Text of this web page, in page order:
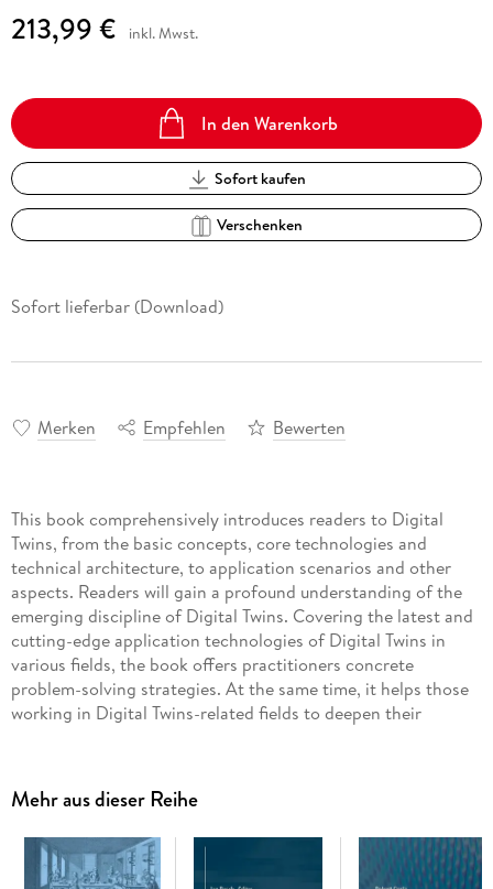
213,99 € inkl. Mwst.
In den Warenkorb
Sofort kaufen
Verschenken
Sofort lieferbar (Download)
Merken Empfehlen Bewerten
This book comprehensively introduces readers to Digital
Twins, from the basic concepts, core technologies and
technical architecture, to application scenarios and other
aspects. Readers will gain a profound understanding of the
emerging discipline of Digital Twins. Covering the latest and
cutting-edge application technologies of Digital Twins in
various fields, the book offers practitioners concrete
problem-solving strategies. At the same time, it helps those
working in Digital Twins-related fields to deepen their
used as teaching material or a reference book for teachers
and students of product design, industrial design, design
management, design marketing and related disciplines at
colleges and universities. Covering a variety of
groundbreaking Digital Twins technologies, it can also
Mehr aus dieser Reihe